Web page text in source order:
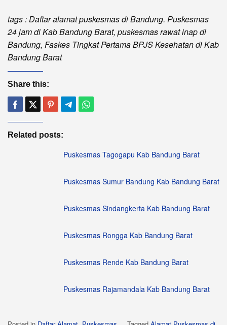
tags : Daftar alamat puskesmas di Bandung. Puskesmas
24 jam di Kab Bandung Barat, puskesmas rawat inap di
Bandung, Faskes Tingkat Pertama BPJS Kesehatan di Kab
Bandung Barat
Share this:
Related posts:
Puskesmas Tagogapu Kab Bandung Barat
Puskesmas Sumur Bandung Kab Bandung Barat
Puskesmas Sindangkerta Kab Bandung Barat
Puskesmas Rongga Kab Bandung Barat
Puskesmas Rende Kab Bandung Barat
Puskesmas Rajamandala Kab Bandung Barat